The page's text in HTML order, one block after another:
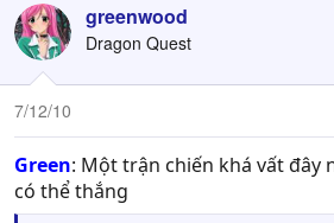
c
t
i
o
n
greenwood
Dragon Quest
7/12/10
Green: Một trận chiến khá vất đây
có thể thắng